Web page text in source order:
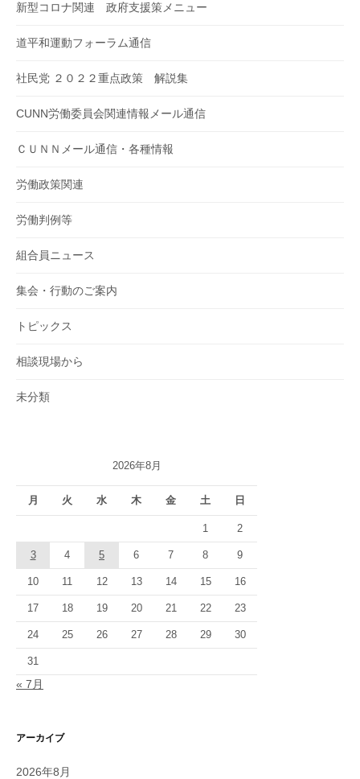
新型コロナ関連 政府支援策メニュー
道平和運動フォーラム通信
社民党 ２０２２重点政策 解説集
CUNN労働委員会関連情報メール通信
ＣＵＮＮメール通信・各種情報
労働政策関連
労働判例等
組合員ニュース
集会・行動のご案内
トピックス
相談現場から
未分類
2026年8月
月 火 水 木 金 土 日
1 2
3 4 5 6 7 8 9
10 11 12 13 14 15 16
17 18 19 20 21 22 23
24 25 26 27 28 29 30
31
« 7月
アーカイブ
2026年8月